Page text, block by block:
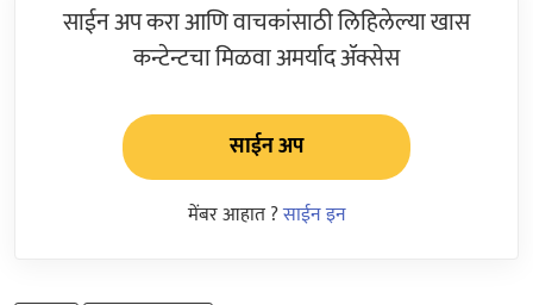
साईन अप करा आणि वाचकांसाठी लिहिलेल्या खास
कन्टेन्टचा मिळवा अमर्याद ॲक्सेस
साईन अप
मेंबर आहात ?साईन इन